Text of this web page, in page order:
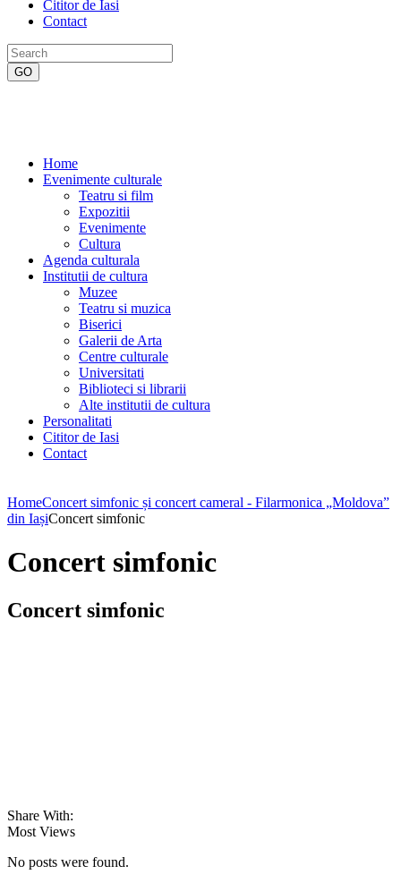
Cititor de Iasi
Contact
Home
Evenimente culturale
Teatru si film
Expozitii
Evenimente
Cultura
Agenda culturala
Institutii de cultura
Muzee
Teatru si muzica
Biserici
Galerii de Arta
Centre culturale
Universitati
Biblioteci si librarii
Alte institutii de cultura
Personalitati
Cititor de Iasi
Contact
HomeConcert simfonic și concert cameral - Filarmonica „Moldova”
din IașiConcert simfonic
Concert simfonic
Concert simfonic
Share With:
Most Views
No posts were found.